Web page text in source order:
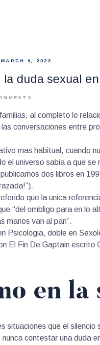
MARCH 9, 2022
duda sexual
al completo lo
conversaciones entre
mas habitual, cuando
el universo sabia a que
dos libros en
que la unica
“del ombligo para en lo
manos van al pan”.
Psicologia, doble en
El Fin De Gaptain
en
situaciones que el
contestar una duda